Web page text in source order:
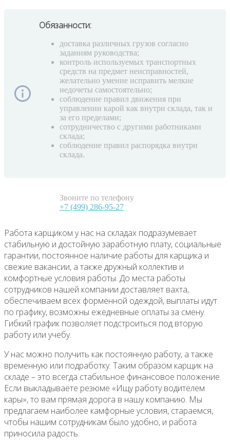
Обязанности:
доставка различных грузов согласно
заданиям руководства;
контроль используемых транспортных
средств на предмет неисправностей,
желательно умение исправить мелкие
недочеты самостоятельно;
соблюдение правил движения при
управлении карой как внутри склада, так и
за его пределами;
сотрудничество с другими работниками
склада;
соблюдение правил распорядка внутри
склада.
Звоните по телефону
+7 (499) 286-95-27
Работа карщиком у нас на складах подразумевает
стабильную и достойную заработную плату, социальные
гарантии, постоянное наличие работы для карщика и
свежие вакансии, а также дружный коллектив и
комфортные условия работы. До места работы
сотрудников нашей компании доставляет вахта,
обеспечиваем всех форменной одеждой, выплаты идут
по графику, возможны ежедневные оплаты за смену.
Гибкий график позволяет подстроиться под вторую
работу или учебу.
У нас можно получить как постоянную работу, а также
временную или подработку. Таким образом карщик на
складе – это всегда стабильное финансовое положение.
Если выкладываете резюме «Ищу работу водителем
кары», то вам прямая дорога в нашу компанию. Мы
предлагаем наиболее камфорные условия, стараемся,
чтобы нашим сотрудникам было удобно, и работа
приносила радость.